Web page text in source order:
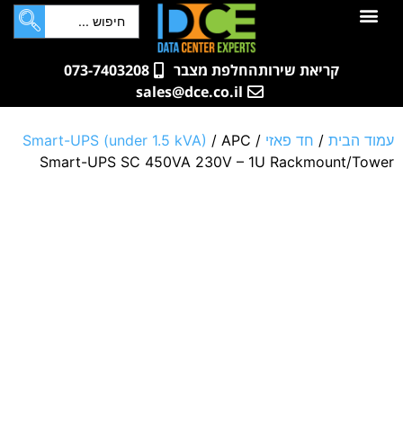
לתוכן
קריאת שירותהחלפת מצבר
073-7403208
sales@dce.co.il
עמוד הבית / חד פאזי /
Smart-UPS (under 1.5 kVA) / APC
Smart-UPS SC 450VA 230V – 1U Rackmount/Tower